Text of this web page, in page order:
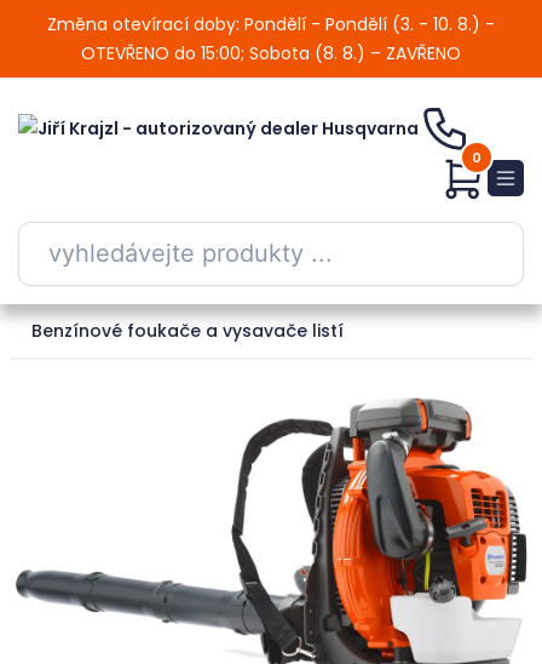
Změna otevírací doby: Pondělí - Pondělí (3. - 10. 8.) -
OTEVŘENO do 15:00; Sobota (8. 8.) – ZAVŘENO
0
Benzínové foukače a vysavače listí